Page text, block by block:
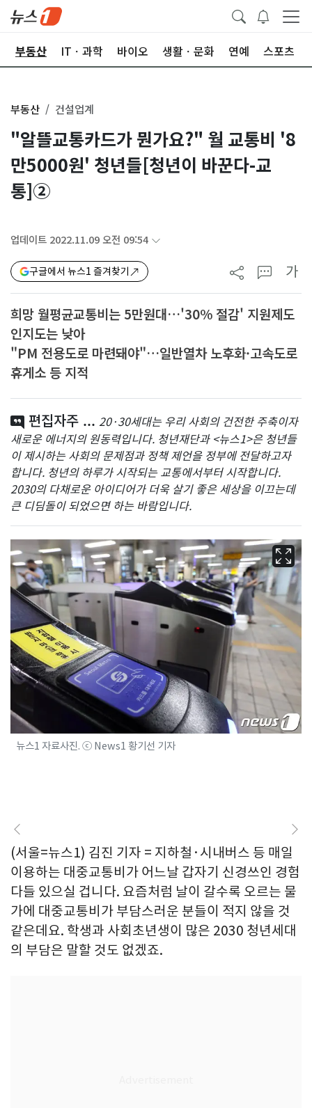
부동산 ITㆍ과학 바이오 생활ㆍ문화 연예 스포츠
부동산 건설업계
"알뜰교통카드가 뭔가요?" 월 교통비 '8
만5000원' 청년들[청년이 바꾼다-교
통]②
업데이트 2022.11.09 오전 09:54
구글에서 뉴스1 즐겨찾기 가
희망 월평균교통비는 5만원대…'30% 절감' 지원제도
인지도는 낮아
"PM 전용도로 마련돼야"…일반열차 노후화·고속도로
휴게소 등 지적
편집자주 ... 20·30세대는 우리 사회의 건전한 주축이자
새로운 에너지의 원동력입니다. 청년재단과 <뉴스1>은 청년들
이 제시하는 사회의 문제점과 정책 제언을 정부에 전달하고자
합니다. 청년의 하루가 시작되는 교통에서부터 시작합니다.
2030의 다채로운 아이디어가 더욱 살기 좋은 세상을 이끄는데
큰 디딤돌이 되었으면 하는 바람입니다.
뉴스1 자료사진. ⓒ News1 황기선 기자
(서울=뉴스1) 김진 기자 = 지하철·시내버스 등 매일
이용하는 대중교통비가 어느날 갑자기 신경쓰인 경험
다들 있으실 겁니다. 요즘처럼 날이 갈수록 오르는 물
가에 대중교통비가 부담스러운 분들이 적지 않을 것
같은데요. 학생과 사회초년생이 많은 2030 청년세대
의 부담은 말할 것도 없겠죠.